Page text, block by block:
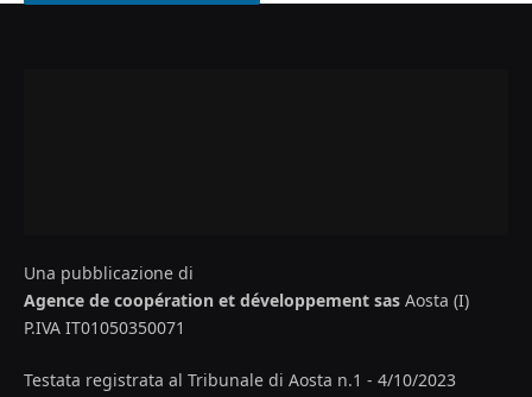
Una pubblicazione di
Agence de coopération et développement sas Aosta (I)
P.IVA IT01050350071
Testata registrata al Tribunale di Aosta n.1 - 4/10/2023